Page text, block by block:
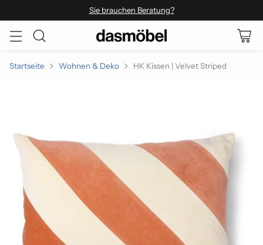
Sie brauchen Beratung?
Startseite Wohnen & Deko HK Kissen | Velvet Striped